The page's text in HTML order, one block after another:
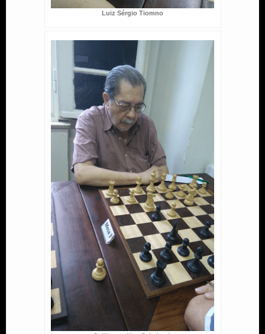
Luiz Sérgio Tiomno